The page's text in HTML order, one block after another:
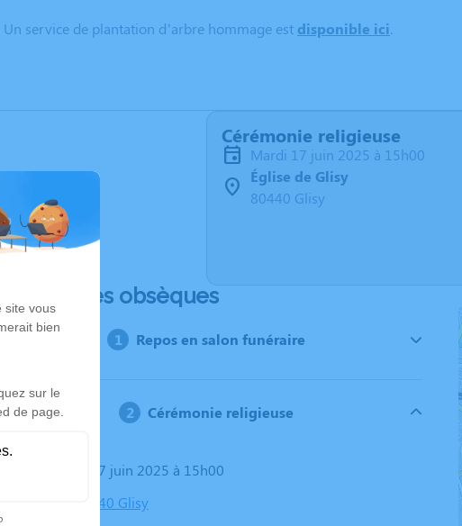
Un service de plantation d’arbre hommage est disponible ici.
Cérémonie religieuse
mardi 17 juin 2025 à 15h00
Église de Glisy
80440 Glisy
Déroulé des obsèques
Repos en salon funéraire
Cérémonie religieuse
Le mardi 17 juin 2025 à 15h00
Église, 80440 Glisy